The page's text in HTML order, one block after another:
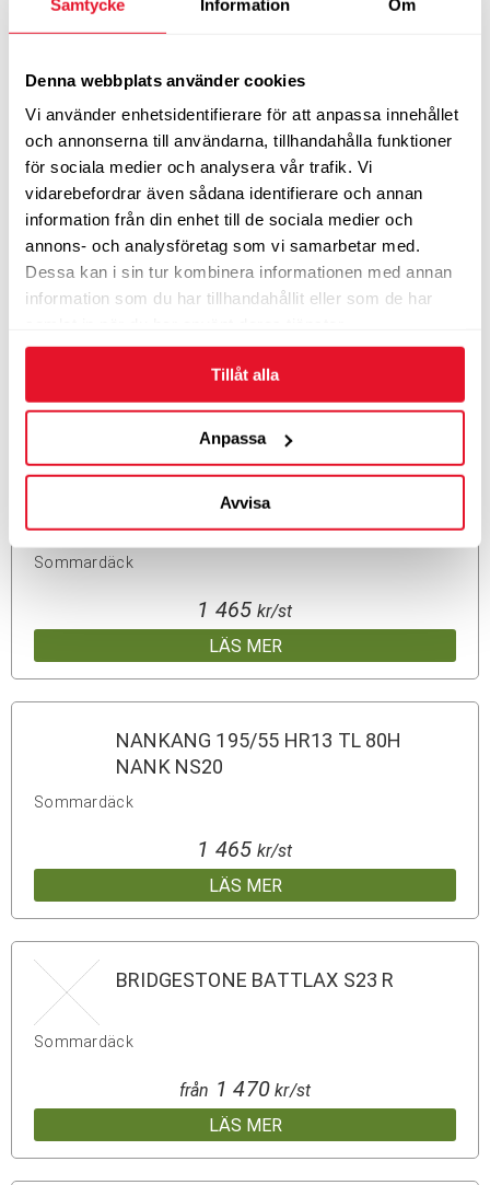
Samtycke Information Om
Denna webbplats använder cookies
Vi använder enhetsidentifierare för att anpassa innehållet
och annonserna till användarna, tillhandahålla funktioner
för sociala medier och analysera vår trafik. Vi
vidarebefordrar även sådana identifierare och annan
information från din enhet till de sociala medier och
annons- och analysföretag som vi samarbetar med.
Dessa kan i sin tur kombinera informationen med annan
information som du har tillhandahållit eller som de har
Tillåt alla
Anpassa
Avvisa
Sommardäck
LÄS MER
från1 465 kr/st
KUMHO 225/50 YR17 TL 98Y KUMHO
ECSTA PS71 XL
LÄS MER
1 465 kr/st
MAXXIS 160/60 WR17 TL 69W
MAXXIS SUPERMAXX SPORT R
Sommardäck
LÄS MER
1 465 kr/st
NANKANG 195/55 HR13 TL 80H
NANK NS20
Sommardäck
LÄS MER
1 465 kr/st
BRIDGESTONE BATTLAX S23 R
Sommardäck
LÄS MER
från 1 470kr/st